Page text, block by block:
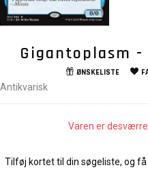
Gigantoplasm -
ØNSKELISTE
Antikvarisk
Varen er
Tilføj kortet til din søgeliste, og